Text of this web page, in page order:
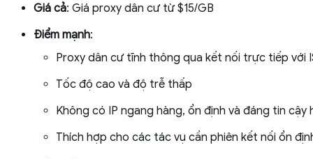
Giá cả: Giá proxy dân cư từ $15/GB
Điểm mạnh:
Proxy dân cư tĩnh thông qua kết nối trực tiếp với
Tốc độ cao và độ trễ thấp
Không có IP ngang hàng, ổn định và đáng tin cậy
Thích hợp cho các tác vụ cần phiên kết nối ổn